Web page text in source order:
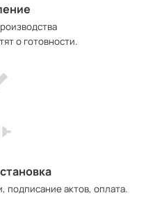
о готовности.
подписание актов, оплата.